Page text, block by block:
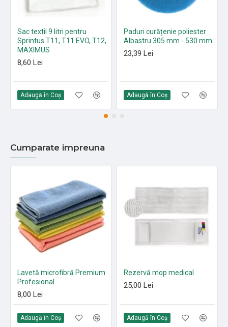
Sac textil 9 litri pentru
Sprintus T11, T11 EVO, T12,
MAXIMUS
8,60 Lei
Adaugă în Coş
Paduri curățenie poliester
Albastru 305 mm - 530 mm
23,39 Lei
Adaugă în Coş
Cumparate impreuna
Lavetă microfibră Premium
Profesional
8,00 Lei
Adaugă în Coş
Rezervă mop medical
25,00 Lei
Adaugă în Coş